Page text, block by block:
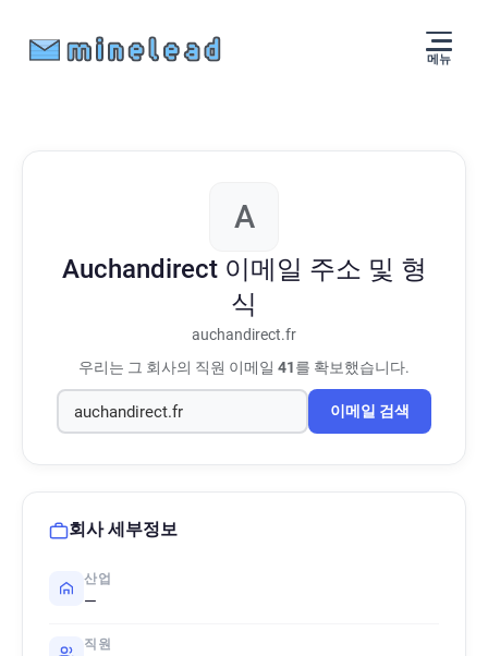
메뉴
A
Auchandirect 이메일 주소 및 형
식
auchandirect.fr
우리는 그 회사의 직원 이메일 41를 확보했습니다.
이메일 검색
회사 세부정보
산업
—
직원